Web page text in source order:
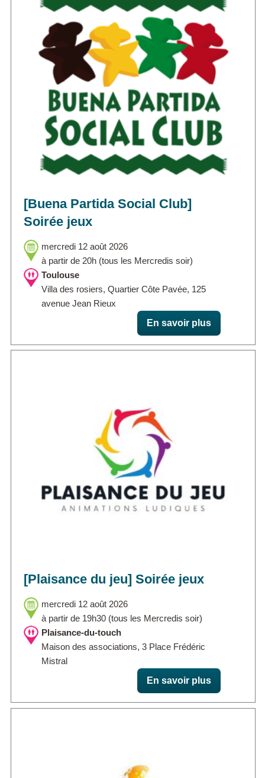
[Buena Partida Social Club]
Soirée jeux
mercredi 12 août 2026
à partir de 20h (tous les Mercredis soir)
Toulouse
Villa des rosiers, Quartier Côte Pavée, 125
avenue Jean Rieux
En savoir plus
[Plaisance du jeu] Soirée jeux
mercredi 12 août 2026
à partir de 19h30 (tous les Mercredis soir)
Plaisance-du-touch
Maison des associations, 3 Place Frédéric
Mistral
En savoir plus